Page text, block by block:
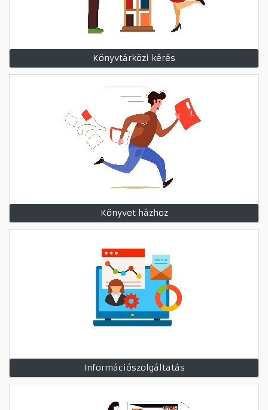
Könyvtárközi kérés
Könyvet házhoz
Információszolgáltatás